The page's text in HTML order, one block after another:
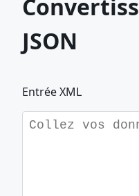
JSON
Entrée XML